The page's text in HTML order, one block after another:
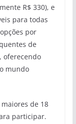
R$ 330), e
para todas
por
de
oferecendo
mundo
de 18
participar.